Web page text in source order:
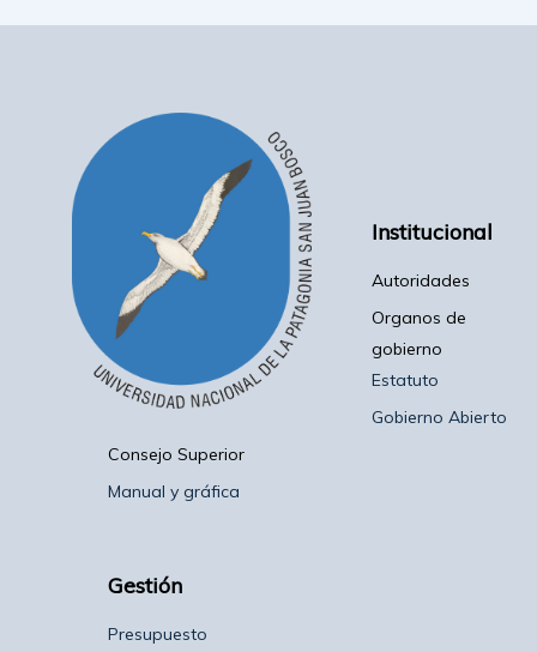
Institucional
Autoridades
Organos de
gobierno
Estatuto
Gobierno Abierto
Consejo Superior
Manual y gráfica
Gestión
Presupuesto